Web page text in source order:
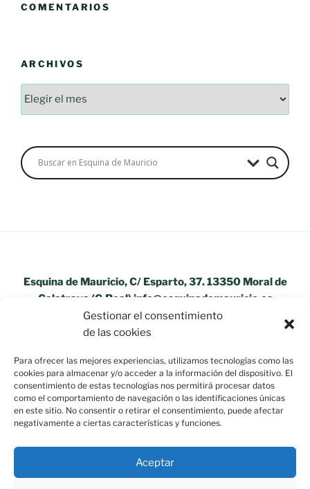
Gestionar el consentimiento
de las cookies
Para ofrecer las mejores experiencias, utilizamos tecnologías como las
cookies para almacenar y/o acceder a la información del dispositivo. El
consentimiento de estas tecnologías nos permitirá procesar datos
como el comportamiento de navegación o las identificaciones únicas
en este sitio. No consentir o retirar el consentimiento, puede afectar
negativamente a ciertas características y funciones.
Aceptar
COMENTARIOS
ARCHIVOS
Esquina de Mauricio, C/ Esparto, 37. 13350 Moral de
Calatrava (C.Real) info@esquinademauricio.es
«Aviso Legal»